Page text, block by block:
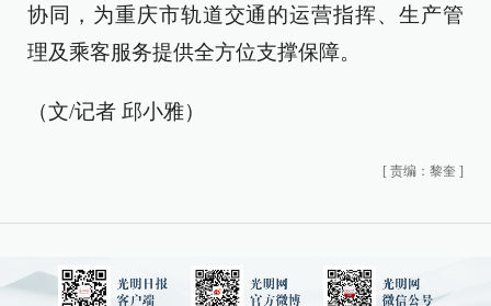
协同，为重庆市轨道交通的运营指挥、生产管
理及乘客服务提供全方位支撑保障。
（文/记者 邱小雅）
[ 责编：黎奎 ]